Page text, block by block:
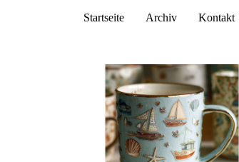
Startseite Archiv Kontakt